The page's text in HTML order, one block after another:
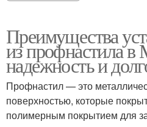
Преимущества
из профнастила в
надежность и
Профнастил — это
поверхностью, которые
полимерным покрытием для